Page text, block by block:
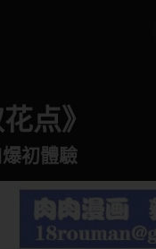
点》
初體驗